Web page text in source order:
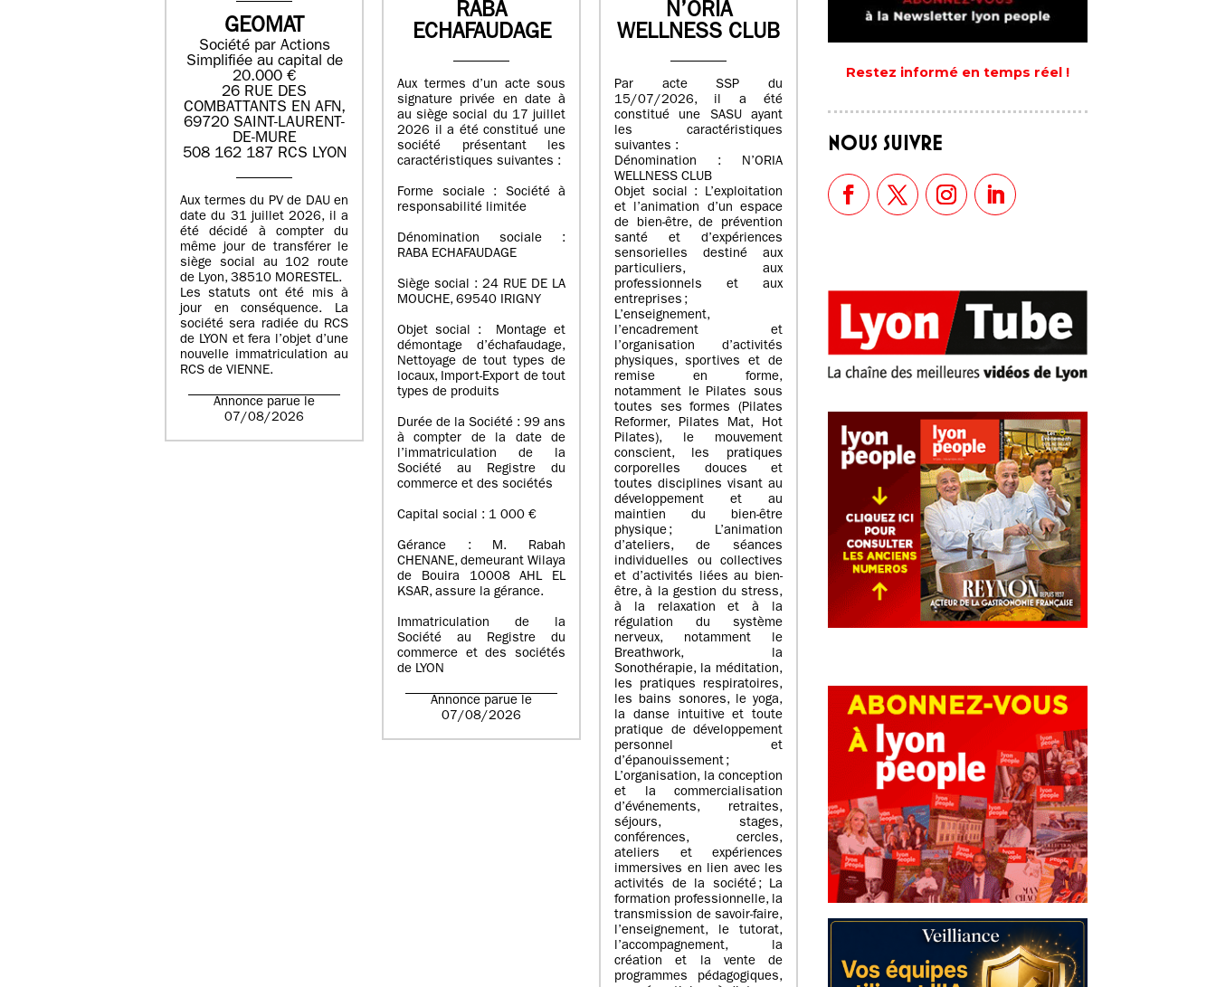
GEOMAT
Société par Actions
Simplifiée au capital de
20.000 €
26 RUE DES
COMBATTANTS EN AFN,
69720 SAINT-LAURENT-
DE-MURE
508 162 187 RCS LYON
Aux termes du PV de DAU en
date du 31 juillet 2026, il a
été décidé à compter du
même jour de transférer le
siège social au 102 route
de Lyon, 38510 MORESTEL.
Les statuts ont été mis à
jour en conséquence. La
société sera radiée du RCS
de LYON et fera l’objet d’une
nouvelle immatriculation au
RCS de VIENNE.
Annonce parue le
07/08/2026
RABA
ECHAFAUDAGE
Aux termes d’un acte sous
signature privée en date à
au siège social du 17 juillet
2026 il a été constitué une
société présentant les
caractéristiques suivantes :
Forme sociale : Société à
responsabilité limitée
Dénomination sociale :
RABA ECHAFAUDAGE
Siège social : 24 RUE DE LA
MOUCHE, 69540 IRIGNY
Objet social : Montage et
démontage d’échafaudage,
Nettoyage de tout types de
locaux, Import-Export de tout
types de produits
Durée de la Société : 99 ans
à compter de la date de
l’immatriculation de la
Société au Registre du
commerce et des sociétés
Capital social : 1 000 €
Gérance : M. Rabah
CHENANE, demeurant Wilaya
de Bouira 10008 AHL EL
KSAR, assure la gérance.
Immatriculation de la
Société au Registre du
commerce et des sociétés
de LYON
Annonce parue le
07/08/2026
N’ORIA
WELLNESS CLUB
Par acte SSP du
15/07/2026, il a été
constitué une SASU ayant
les caractéristiques
suivantes :
Dénomination : N’ORIA
WELLNESS CLUB
Objet social : L’exploitation
et l’animation d’un espace
de bien-être, de prévention
santé et d’expériences
sensorielles destiné aux
particuliers, aux
professionnels et aux
entreprises ;
L’enseignement,
l’encadrement et
l’organisation d’activités
physiques, sportives et de
remise en forme,
notamment le Pilates sous
toutes ses formes (Pilates
Reformer, Pilates Mat, Hot
Pilates), le mouvement
conscient, les pratiques
corporelles douces et
toutes disciplines visant au
développement et au
maintien du bien-être
physique ; L’animation
d’ateliers, de séances
individuelles ou collectives
et d’activités liées au bien-
être, à la gestion du stress,
à la relaxation et à la
régulation du système
nerveux, notamment le
Breathwork, la
Sonothérapie, la méditation,
les pratiques respiratoires,
les bains sonores, le yoga,
la danse intuitive et toute
pratique de développement
personnel et
d’épanouissement ;
L’organisation, la conception
et la commercialisation
d’événements, retraites,
séjours, stages,
conférences, cercles,
ateliers et expériences
immersives en lien avec les
activités de la société ; La
formation professionnelle, la
transmission de savoir-faire,
l’enseignement, le tutorat,
l’accompagnement, la
création et la vente de
programmes pédagogiques,
Restez informé en temps réel !
NOUS SUIVRE